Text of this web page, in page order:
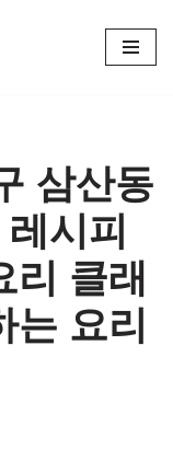
삼산동
시피
리 클래
는 요리